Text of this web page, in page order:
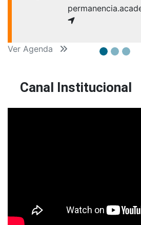
Ver Agenda
Canal Institucional